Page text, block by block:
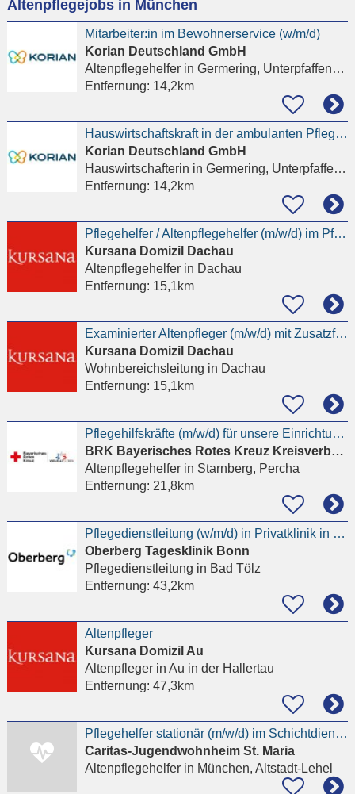
eingeben
Altenpflegejobs in München
Mitarbeiter:in im Bewohnerservice (w/m/d)
Korian Deutschland GmbH
Altenpflegehelferin Germering, Unterpfaffenhofen
Entfernung: 14,2km
Hauswirtschaftskraft in der ambulanten Pflege (w/m/d)
Korian Deutschland GmbH
Hauswirtschafterin in Germering, Unterpfaffenhofen
Entfernung: 14,2km
Pflegehelfer / Altenpflegehelfer (m/w/d) im Pflegeheim Dachau
Kursana Domizil Dachau
Altenpflegehelferin Dachau
Entfernung: 15,1km
Examinierter Altenpfleger (m/w/d) mit Zusatzfunktion stellvertretende Wohnbereichsleitung
Kursana Domizil Dachau
Wohnbereichsleitung in Dachau
Entfernung: 15,1km
Pflegehilfskräfte (m/w/d) für unsere Einrichtungen im Landkreis Starnberg
BRK Bayerisches Rotes Kreuz Kreisverband Starnberg
Altenpflegehelferin Starnberg, Percha
Entfernung: 21,8km
Pflegedienstleitung (w/m/d) in Privatklinik in naturnaher Lage
Oberberg Tagesklinik Bonn
Pflegedienstleitung in Bad Tölz
Entfernung: 43,2km
Altenpfleger
Kursana Domizil Au
Altenpflegerin Au in der Hallertau
Entfernung: 47,3km
Pflegehelfer stationär (m/w/d) im Schichtdienst oder mit Schwerpunkt im Nachtdienst
Caritas-Jugendwohnheim St. Maria
Altenpflegehelferin München, Altstadt-Lehel